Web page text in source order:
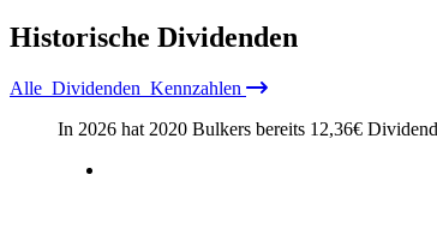
Historische Dividenden
Alle Dividenden Kennzahlen
In 2026 hat 2020 Bulkers bereits 12,36€